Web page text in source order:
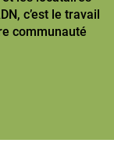
c’est le travail
communauté